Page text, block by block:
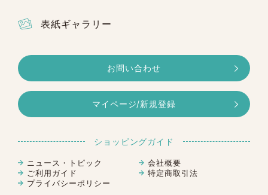
購入時の初期設定の時点で上記の設定がされ
ている場合があります。
ご自身で制限の設定をされていなくても、事
利用前に必ずメール受信設定のご確認をお願
いいたします。
が、何卒よろしくお願いいたします。
ご注文方法などご不明点がある場合は、サイ
ト内のお問合せフォームよりご連絡くださ
表紙ギャラリー
お問い合わせ
マイページ/新規登録
ショッピングガイド
ニュース・トピック
会社概要
ご利用ガイド
特定商取引法
プライバシーポリシー